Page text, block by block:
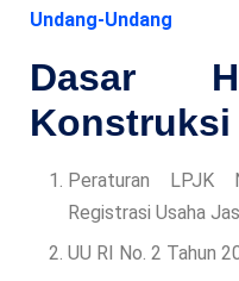
Undang-Undang
Dasar
Konstruksi
Peraturan LPJK
Registrasi Usaha
UU RI No. 2 Tahun